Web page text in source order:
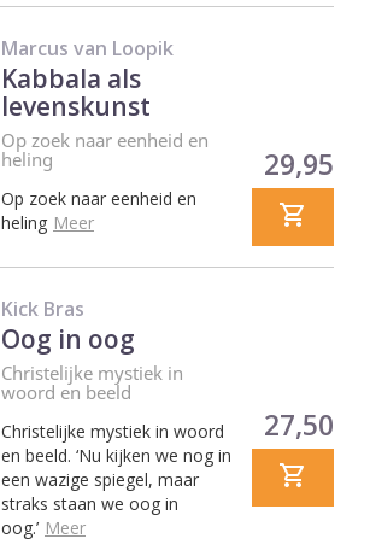
Marcus van Loopik
Kabbala als
levenskunst
Op zoek naar eenheid en
heling
Op zoek naar eenheid en
heling Meer
Prijs
29,95
Kick Bras
Oog in oog
Christelijke mystiek in
woord en beeld
Christelijke mystiek in woord
en beeld. ‘Nu kijken we nog in
een wazige spiegel, maar
straks staan we oog in
oog.’ Meer
Prijs
27,50